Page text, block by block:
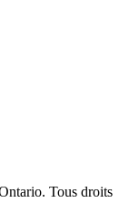
Tous droits